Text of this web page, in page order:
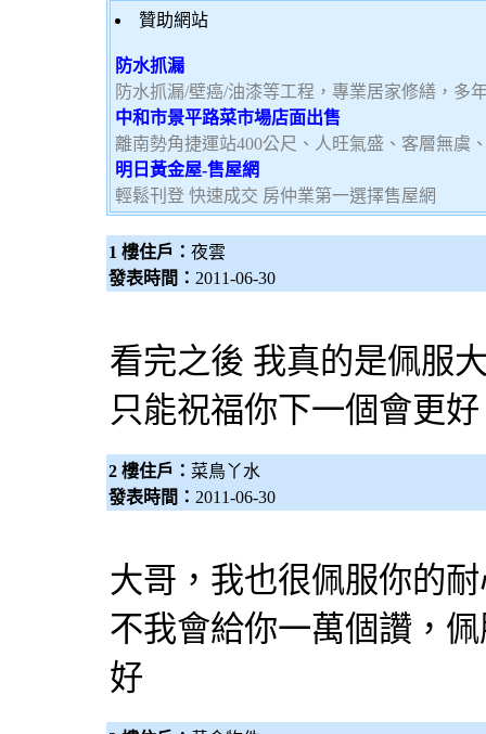
贊助網站
防水抓漏
防水抓漏/壁癌/油漆等工程，專業居家修繕，多
中和市景平路菜市場店面出售
離南勢角捷運站400公尺、人旺氣盛、客層無虞
明日黃金屋-售屋網
輕鬆刊登 快速成交 房仲業第一選擇售屋網
1 樓住戶： 夜雲
發表時間： 2011-06-30
看完之後 我真的是佩服
只能祝福你下一個會更好
2 樓住戶： 菜鳥丫水
發表時間： 2011-06-30
大哥，我也很佩服你的
不我會給你一萬個讚，
好